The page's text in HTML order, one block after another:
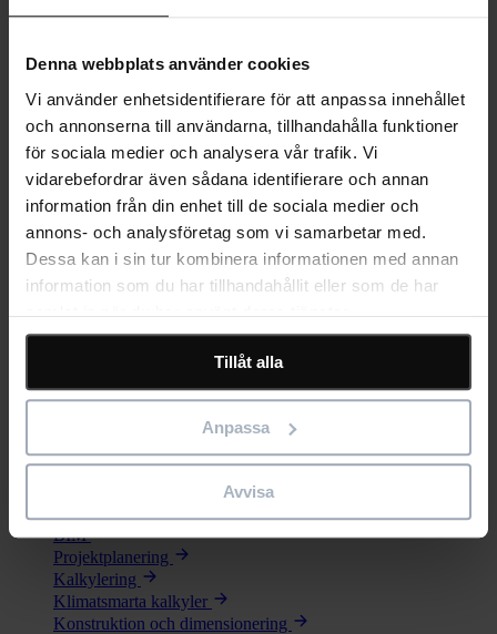
Denna webbplats använder cookies
Vi använder enhetsidentifierare för att anpassa innehållet
och annonserna till användarna, tillhandahålla funktioner
för sociala medier och analysera vår trafik. Vi
vidarebefordrar även sådana identifierare och annan
information från din enhet till de sociala medier och
annons- och analysföretag som vi samarbetar med.
Dessa kan i sin tur kombinera informationen med annan
information som du har tillhandahållit eller som de har
samlat in när du har använt deras tjänster.
Tillåt alla
Anpassa
Avvisa
© 2026 Eleco
Allmänna villkor Integritetspolicy Cookiepolicy
An error has occurred, please try again later.
Toggle navigation
Programvaror
Populära programvaror
Bidcon
Byggbranschens kalkylprogram för projekt av alla storlekar.
CAD/CAM programvara för design och tillverkning av
trappor.
Effektiv dimensionering av balkar, pelare och laskförband i trä
och stål.
BIM
Projektplanering
Kalkylering
Klimatsmarta kalkyler
Konstruktion och dimensionering